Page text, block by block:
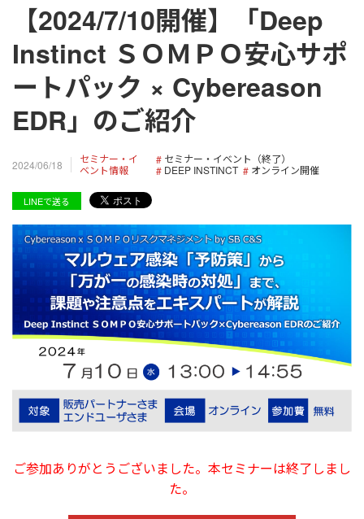
【2024/7/10開催】「Deep
Instinct ＳＯＭＰＯ安心サポ
ートパック × Cybereason
EDR」のご紹介
2024/06/18
セミナー・イ
ベント情報
セミナー・イベント（終了）
DEEP INSTINCT
オンライン開催
LINEで送る
ご参加ありがとうございました。本セミナーは終了しまし
た。